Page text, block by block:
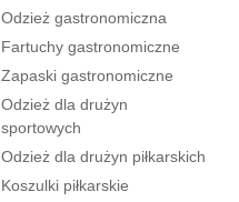
Odzież gastronomiczna
Fartuchy gastronomiczne
Zapaski gastronomiczne
Odzież dla drużyn
sportowych
Odzież dla drużyn piłkarskich
Koszulki piłkarskie